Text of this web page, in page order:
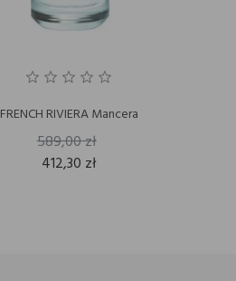
FRENCH RIVIERA Mancera
589,00 zł
412,30 zł